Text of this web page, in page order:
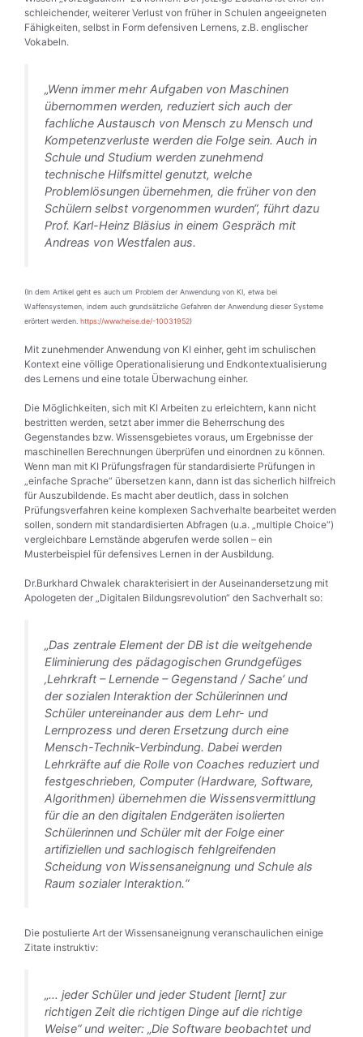
schleichender, weiterer Verlust von früher in Schulen angeeigneten
Fähigkeiten, selbst in Form defensiven Lernens, z.B. englischer
Vokabeln.
„Wenn immer mehr Aufgaben von Maschinen
übernommen werden, reduziert sich auch der
fachliche Austausch von Mensch zu Mensch und
Kompetenzverluste werden die Folge sein. Auch in
Schule und Studium werden zunehmend
technische Hilfsmittel genutzt, welche
Problemlösungen übernehmen, die früher von den
Schülern selbst vorgenommen wurden“, führt dazu
Prof. Karl-Heinz Bläsius in einem Gespräch mit
Andreas von Westfalen aus.
(In dem Artikel geht es auch um Problem der Anwendung von KI, etwa bei
Waffensystemen, indem auch grundsätzliche Gefahren der Anwendung dieser Systeme
erörtert werden. https://www.heise.de/-10031952)
Mit zunehmender Anwendung von KI einher, geht im schulischen
Kontext eine völlige Operationalisierung und Endkontextualisierung
des Lernens und eine totale Überwachung einher.
Die Möglichkeiten, sich mit KI Arbeiten zu erleichtern, kann nicht
bestritten werden, setzt aber immer die Beherrschung des
Gegenstandes bzw. Wissensgebietes voraus, um Ergebnisse der
maschinellen Berechnungen überprüfen und einordnen zu können.
Wenn man mit KI Prüfungsfragen für standardisierte Prüfungen in
„einfache Sprache“ übersetzen kann, dann ist das sicherlich hilfreich
für Auszubildende. Es macht aber deutlich, dass in solchen
Prüfungsverfahren keine komplexen Sachverhalte bearbeitet werden
sollen, sondern mit standardisierten Abfragen (u.a. „multiple Choice“)
vergleichbare Lernstände abgerufen werde sollen – ein
Musterbeispiel für defensives Lernen in der Ausbildung.
Dr.Burkhard Chwalek charakterisiert in der Auseinandersetzung mit
Apologeten der „Digitalen Bildungsrevolution“ den Sachverhalt so:
„Das zentrale Element der DB ist die weitgehende
Eliminierung des pädagogischen Grundgefüges
‚Lehrkraft – Lernende – Gegenstand / Sache‘ und
der sozialen Interaktion der Schülerinnen und
Schüler untereinander aus dem Lehr- und
Lernprozess und deren Ersetzung durch eine
Mensch-Technik-Verbindung. Dabei werden
Lehrkräfte auf die Rolle von Coaches reduziert und
festgeschrieben, Computer (Hardware, Software,
Algorithmen) übernehmen die Wissensvermittlung
für die an den digitalen Endgeräten isolierten
Schülerinnen und Schüler mit der Folge einer
artifiziellen und sachlogisch fehlgreifenden
Scheidung von Wissensaneignung und Schule als
Raum sozialer Interaktion.“
Die postulierte Art der Wissensaneignung veranschaulichen einige
Zitate instruktiv:
„… jeder Schüler und jeder Student [lernt] zur
richtigen Zeit die richtigen Dinge auf die richtige
Weise“ und weiter: „Die Software beobachtet und